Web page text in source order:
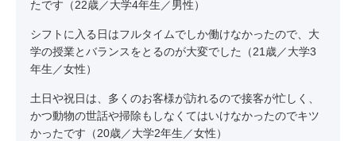
たです（22歳／大学4年生／男性）
シフトに入る日はフルタイムでしか働けなかったので、大
学の授業とバランスをとるのが大変でした（21歳／大学3
年生／女性）
土日や祝日は、多くのお客様が訪れるので接客が忙しく、
かつ動物の世話や掃除もしなくてはいけなかったのでキツ
かったです（20歳／大学2年生／女性）